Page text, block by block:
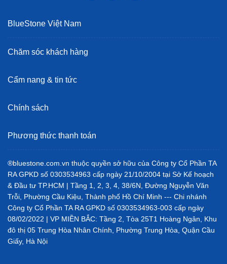
BlueStone Việt Nam
Chăm sóc khách hàng
Cẩm nang & tin tức
Chính sách
Phương thức thanh toán
®bluestone.com.vn thuộc quyền sở hữu của Công ty Cổ Phần TA
RA GPKD số 0303534963 cấp ngày 21/10/2004 tại Sở Kế hoạch
& Đầu tư TP.HCM | Tầng 1, 2, 3, 4, 38/6N, Đường Nguyễn Văn
Trỗi, Phường Cầu Kiệu, Thành phố Hồ Chí Minh --- Chi nhánh
Công ty Cổ Phần TA RA GPKD số 0303534963-003 cấp ngày
08/02/2022 | VP MIỀN BẮC: Tầng 2, Tòa 25T1 Hoàng Ngân, Khu
đô thị 05 Trung Hòa Nhân Chính, Phường Trung Hòa, Quận Cầu
Giấy, Hà Nội